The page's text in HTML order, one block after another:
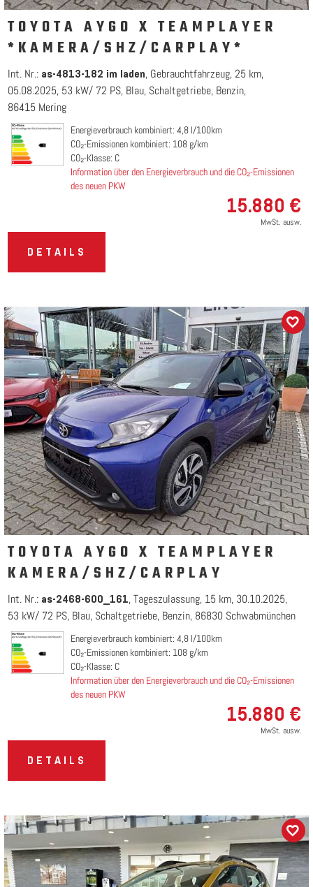
TOYOTA AYGO X TEAMPLAYER
*KAMERA/SHZ/CARPLAY*
Int. Nr.: as-4813-182 im laden Gebrauchtfahrzeug 25 km
05.08.2025 53 kW/ 72 PS Blau Schaltgetriebe Benzin
86415 Mering
Energieverbrauch kombiniert: 4,8 l/100km
CO₂-Emissionen kombiniert: 108 g/km
CO₂-Klasse: C
Information über den Energieverbrauch und die CO₂-Emissionen
des neuen PKW
15.880 €
MwSt. ausw.
DETAILS
TOYOTA AYGO X TEAMPLAYER
KAMERA/SHZ/CARPLAY
Int. Nr.: as-2468-600_161 Tageszulassung 15 km 30.10.2025
53 kW/ 72 PS Blau Schaltgetriebe Benzin 86830 Schwabmünchen
Energieverbrauch kombiniert: 4,8 l/100km
CO₂-Emissionen kombiniert: 108 g/km
CO₂-Klasse: C
Information über den Energieverbrauch und die CO₂-Emissionen
des neuen PKW
15.880 €
MwSt. ausw.
DETAILS